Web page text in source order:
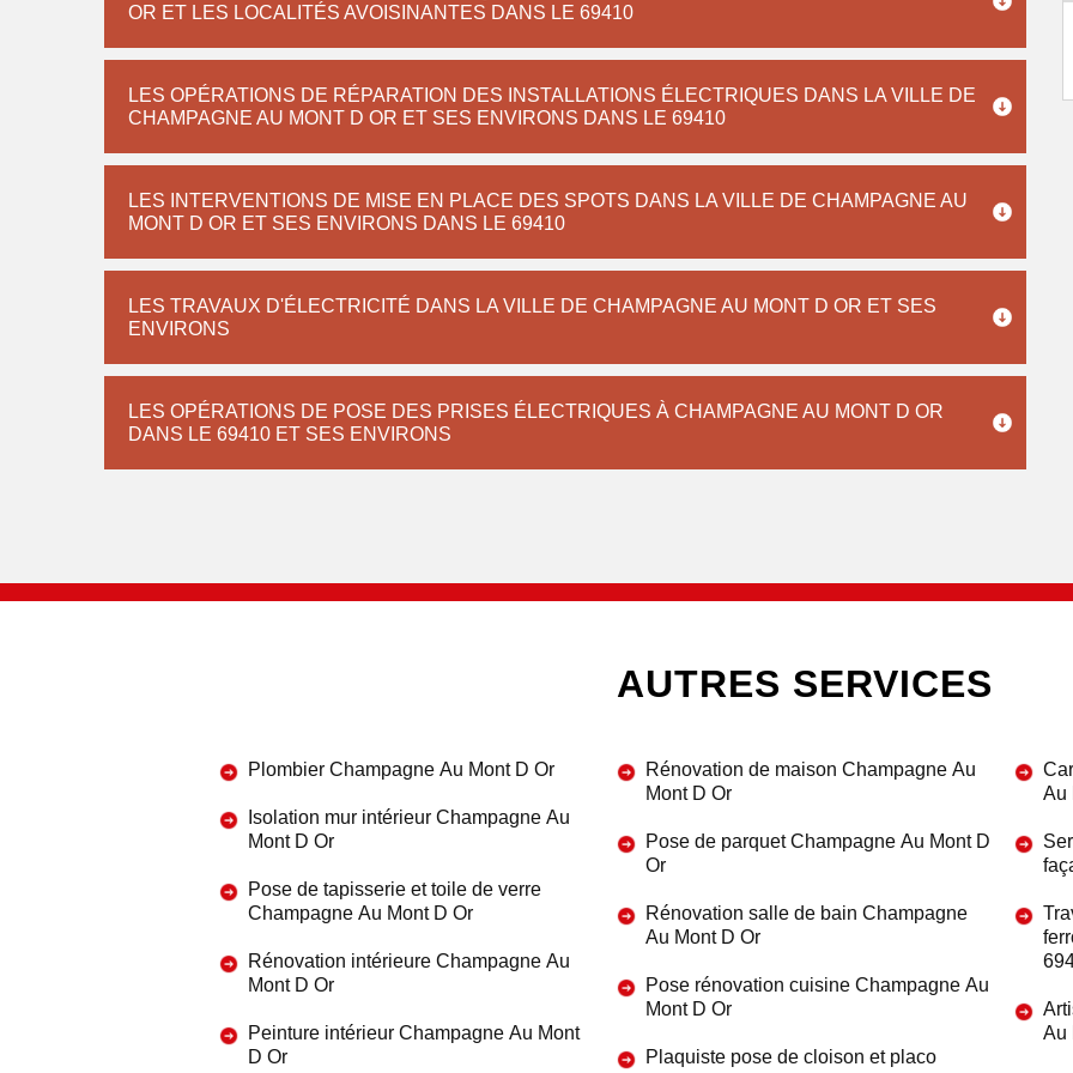
OR ET LES LOCALITÉS AVOISINANTES DANS LE 69410
LES OPÉRATIONS DE RÉPARATION DES INSTALLATIONS ÉLECTRIQUES DANS LA VILLE DE
CHAMPAGNE AU MONT D OR ET SES ENVIRONS DANS LE 69410
LES INTERVENTIONS DE MISE EN PLACE DES SPOTS DANS LA VILLE DE CHAMPAGNE AU
MONT D OR ET SES ENVIRONS DANS LE 69410
LES TRAVAUX D'ÉLECTRICITÉ DANS LA VILLE DE CHAMPAGNE AU MONT D OR ET SES
ENVIRONS
LES OPÉRATIONS DE POSE DES PRISES ÉLECTRIQUES À CHAMPAGNE AU MONT D OR
DANS LE 69410 ET SES ENVIRONS
AUTRES SERVICES
Plombier Champagne Au Mont D Or
Isolation mur intérieur Champagne Au
Mont D Or
Pose de tapisserie et toile de verre
Champagne Au Mont D Or
Rénovation intérieure Champagne Au
Mont D Or
Peinture intérieur Champagne Au Mont
D Or
Rénovation de maison Champagne Au
Mont D Or
Pose de parquet Champagne Au Mont D
Or
Rénovation salle de bain Champagne
Au Mont D Or
Pose rénovation cuisine Champagne Au
Mont D Or
Plaquiste pose de cloison et placo
Au
Au